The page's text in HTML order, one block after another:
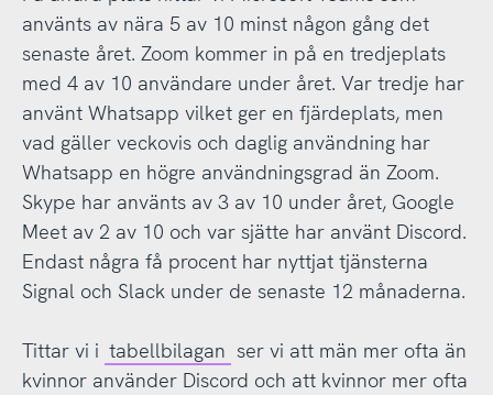
använts av nära 5 av 10 minst någon gång det
senaste året. Zoom kommer in på en tredjeplats
med 4 av 10 användare under året. Var tredje har
använt Whatsapp vilket ger en fjärdeplats, men
vad gäller veckovis och daglig användning har
Whatsapp en högre användningsgrad än Zoom.
Skype har använts av 3 av 10 under året, Google
Meet av 2 av 10 och var sjätte har använt Discord.
Endast några få procent har nyttjat tjänsterna
Signal och Slack under de senaste 12 månaderna.
Tittar vi i tabellbilagan ser vi att män mer ofta än
kvinnor använder Discord och att kvinnor mer ofta